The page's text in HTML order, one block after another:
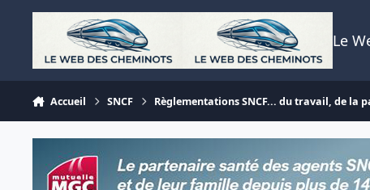
Aller au contenu
Le
Accueil SNCF Règlementations SNCF... du travail, de la